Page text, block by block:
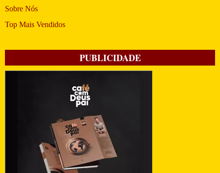
Sobre Nós
Top Mais Vendidos
PUBLICIDADE